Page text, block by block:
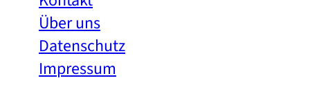
Über uns
Datenschutz
Impressum